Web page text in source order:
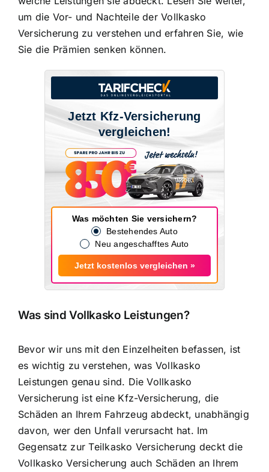
um die Vor- und Nachteile der Vollkasko
Versicherung zu verstehen und erfahren Sie, wie
Sie die Prämien senken können.
Jetzt Kfz-Versicherung
vergleichen!
Was möchten Sie versichern?
Bestehendes Auto
Neu angeschafftes Auto
Jetzt kostenlos vergleichen »
Was sind Vollkasko Leistungen?
Bevor wir uns mit den Einzelheiten befassen, ist
es wichtig zu verstehen, was Vollkasko
Leistungen genau sind. Die Vollkasko
Versicherung ist eine Kfz-Versicherung, die
Schäden an Ihrem Fahrzeug abdeckt, unabhängig
davon, wer den Unfall verursacht hat. Im
Gegensatz zur Teilkasko Versicherung deckt die
Vollkasko Versicherung auch Schäden an Ihrem